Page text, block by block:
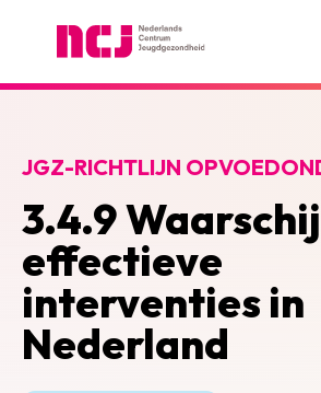
3.4.9
effectieve
interventies in
Nederland
JGZ-RICHTLIJN